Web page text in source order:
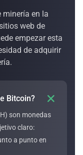
minería en la
web de
empezar esta
de adquirir
Bitcoin? 
son monedas
claro:
a punto en